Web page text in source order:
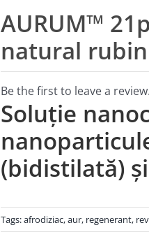
AURUM™
natural rubin
Be the first to leave a review.
Soluție
(bidistilată)
Tags:afrodiziac,aur, regenerant,